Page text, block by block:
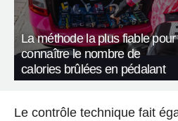
La méthode la plus fiable pour
connaître le nombre de
calories brûlées en pédalant
Le contrôle technique fait